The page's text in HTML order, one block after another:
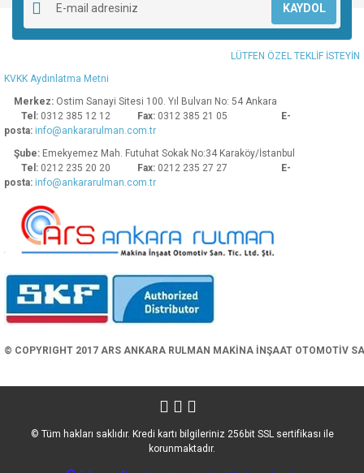
Ürün açıklamasında eksik bilgiler bulunuyor.
Ürün bilgilerinde hatalar bulunuyor.
Ürün fiyatı diğer sitelerden daha pahalı.
Bu ürüne benzer farklı alternatifler olmalı.
KAYDOL
LÜTFEN ÖZEL TEKLİF İSTEYİN
KVKK Aydınlatma Metni
Merkez: Ostim Sanayi Sitesi 100. Yıl Bulvarı No: 54 Ankara
Tel: 0312 385 12 12 Fax: 0312 385 21 05
E-
posta: info@ankararulman.com.tr
Şube: Emekyemez Mah. Futuhat Sokak No:34 Karaköy/İstanbul
Tel: 0212 235 20 20 Fax: 0212 235 27 27
E-
posta: info@ankararulman.com.tr
© COPYRIGHT 2017 ARS ANKARA RULMAN MAKİNA İNŞAAT OTOMOTİV
© Tüm hakları saklıdır. Kredi kartı bilgileriniz 256bit SSL sertifikası ile
korunmaktadır.